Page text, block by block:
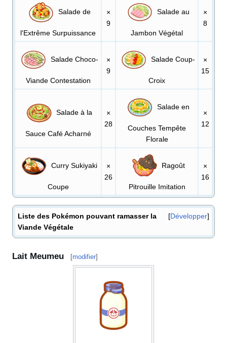
Salade de
l'Extrême Surpuissance
×
9
Salade au
Jambon Végétal
×
8
Salade Choco-
Viande Contestation
×
9
Salade Coup-
Croix
×
15
Salade à la
Sauce Café Acharné
×
28
Salade en
Couches Tempête
Florale
×
12
Curry Sukiyaki
Coupe
×
26
Ragoût
Pitrouille Imitation
×
16
Développer
Liste des Pokémon pouvant ramasser la
Viande Végétale
Lait Meumeu [modifier]